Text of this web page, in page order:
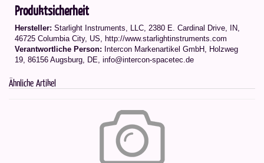
Produktsicherheit
Hersteller: Starlight Instruments, LLC, 2380 E. Cardinal Drive, IN,
46725 Columbia City, US, http://www.starlightinstruments.com
Verantwortliche Person: Intercon Markenartikel GmbH, Holzweg
19, 86156 Augsburg, DE, info@intercon-spacetec.de
Ähnliche Artikel